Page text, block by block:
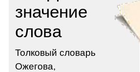
значение
слова
Толковый словарь
Ожегова,